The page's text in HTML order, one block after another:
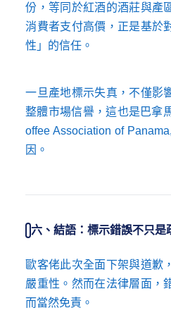
份，等同於紅酒的酒莊與產
消費者支付高價，正是基於
性」的信任。
一旦產地標示失真，不僅影
整體市場信譽，這也是巴拿
offee Association of
因。
六、結語：標示錯誤不只是
歐客佬此次全面下架與道歉
嚴重性。然而在法律層面，
而當然免責。